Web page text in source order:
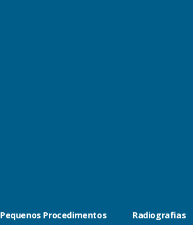
Pequenos Procedimentos
Radiografias